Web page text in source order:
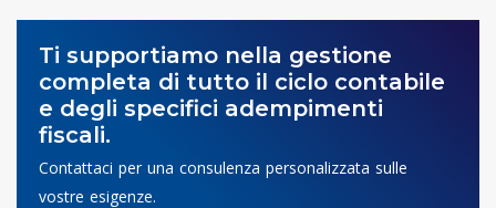
Ti supportiamo nella gestione
completa di tutto il ciclo contabile
e degli specifici adempimenti
fiscali.
Contattaci per una consulenza personalizzata sulle
vostre esigenze.